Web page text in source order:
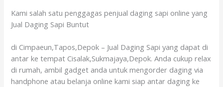
Kami salah satu penggagas penjual daging sapi online yang
Jual Daging Sapi Buntut
di Cimpaeun,Tapos,Depok – Jual Daging Sapi yang dapat di
antar ke tempat Cisalak,Sukmajaya,Depok. Anda cukup relax
di rumah, ambil gadget anda untuk mengorder daging via
handphone atau belanja online kami siap antar daging ke